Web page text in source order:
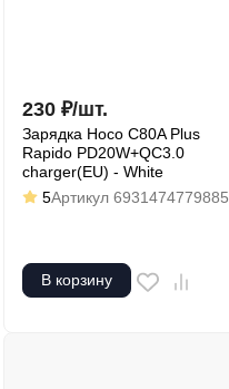
230 ₽/шт.
Зарядка Hoco C80A Plus
Rapido PD20W+QC3.0
charger(EU) - White
5Артикул 6931474779885
В корзину